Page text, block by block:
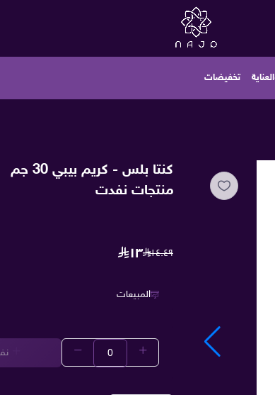
تخفيضات
كنتا بلس - كريم بيبي 30 جم
منتجات نفدت
١٤.٤٩ ١٣
المبيعات
نفدت الكمية